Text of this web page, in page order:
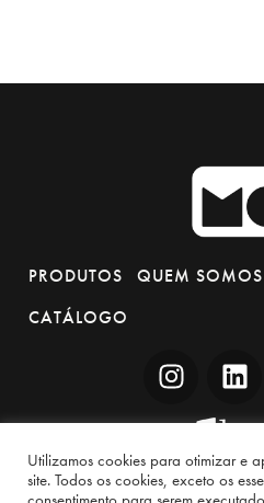
PRODUTOS QUEM SOMOS
CATÁLOGO
Utilizamos cookies para otimizar e
site. Todos os cookies, exceto os